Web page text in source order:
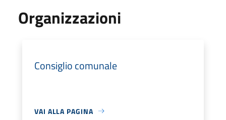
Organizzazioni
Consiglio comunale
VAI ALLA PAGINA